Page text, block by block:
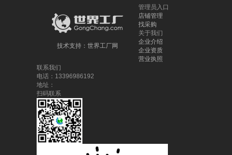
技术支持： 世界工厂网
管理员入口
店铺管理
找采购
关于我们
企业介绍
企业资质
营业执照
联系我们
电话：13396986192
地址：
扫码联系